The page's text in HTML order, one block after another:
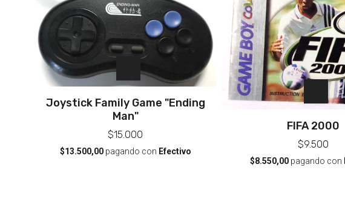
Joystick Family Game "Ending
Man"
$15.000
$13.500,00pagando con Efectivo
FIFA 2000
$9.500
$8.550,00pagando con